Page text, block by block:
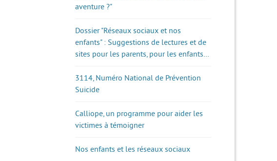
aventure ?"
Dossier "Réseaux sociaux et nos
enfants" : Suggestions de lectures et de
sites pour les parents, pour les enfants…
3114, Numéro National de Prévention
Suicide
Calliope, un programme pour aider les
victimes à témoigner
Nos enfants et les réseaux sociaux